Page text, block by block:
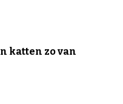
katten zo van